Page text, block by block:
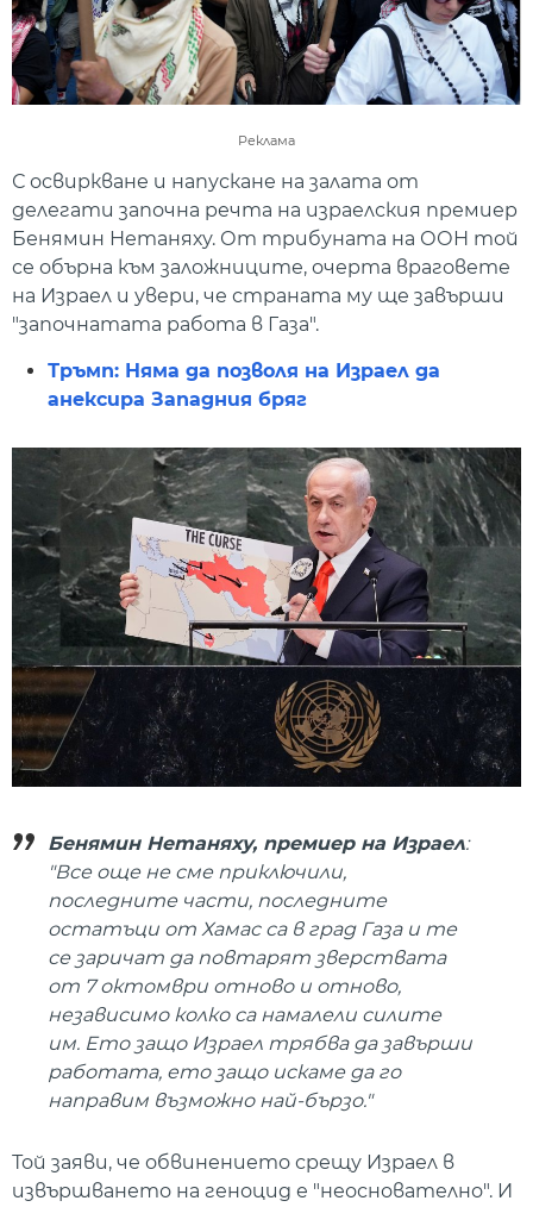
Реклама
С освиркване и напускане на залата от
делегати започна речта на израелския премиер
Бенямин Нетаняху. От трибуната на ООН той
се обърна към заложниците, очерта враговете
на Израел и увери, че страната му ще завърши
"започнатата работа в Газа".
Тръмп: Няма да позволя на Израел да
анексира Западния бряг
Бенямин Нетаняху, премиер на Израел:
"Все още не сме приключили,
последните части, последните
остатъци от Хамас са в град Газа и те
се заричат ​​да повтарят зверствата
от 7 октомври отново и отново,
независимо колко са намалели силите
им. Ето защо Израел трябва да завърши
работата, ето защо искаме да го
направим възможно най-бързо."
Той заяви, че обвинението срещу Израел в
извършването на геноцид е "неоснователно". И